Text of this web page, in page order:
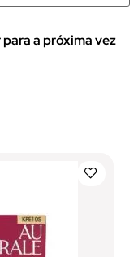
a próxima vez